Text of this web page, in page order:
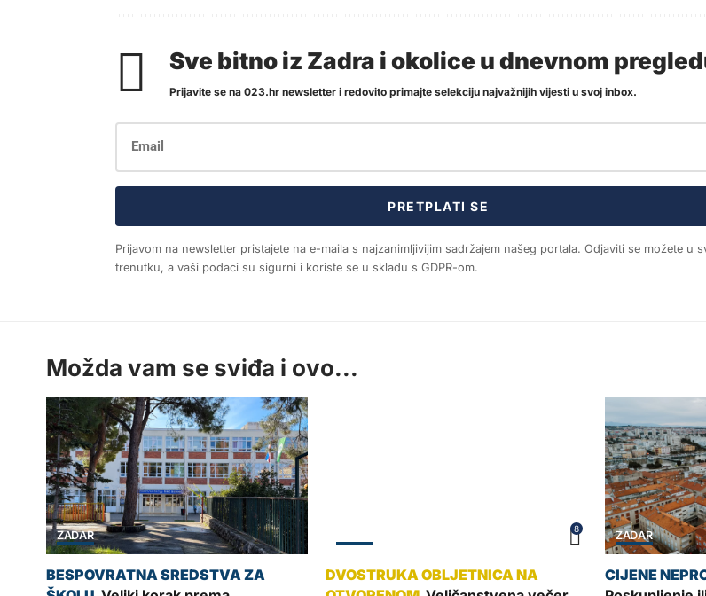
Sve bitno iz Zadra i okolice u dnevnom
Prijavite se na 023.hr newsletter i redovito primajte selekciju najvažnijih vijesti u svoj inbox.
PRETPLATI SE
Prijavom na newsletter pristajete na e-maila s najzanimljivijim sadržajem našeg portala. Odjaviti se možete u
trenutku, a vaši podaci su sigurni i koriste se u skladu s GDPR-om.
Možda vam se sviđa i ovo...
ZADAR 8 ZADAR